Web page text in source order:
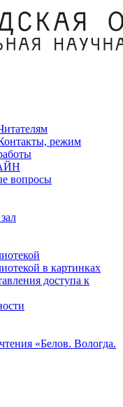
режим
вопросы
в картинках
доступа к
«Белов. Вологда.